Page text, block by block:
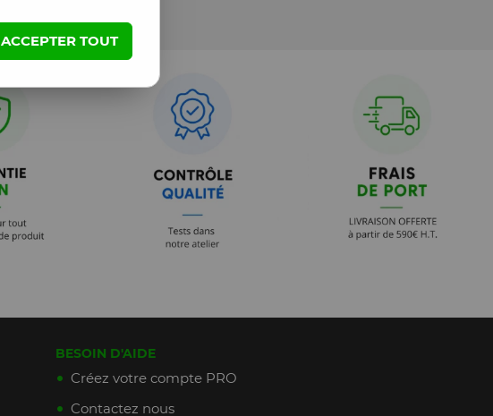
BESOIN D'AIDE
Créez votre compte PRO
Contactez nous
ACCEPTER TOUT